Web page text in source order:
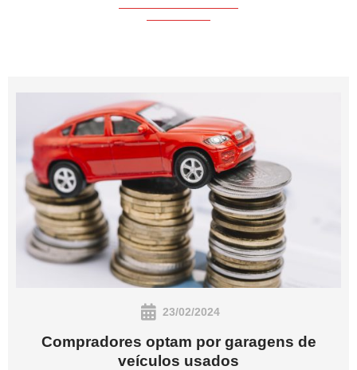
23/02/2024
Compradores optam por garagens de
veículos usados